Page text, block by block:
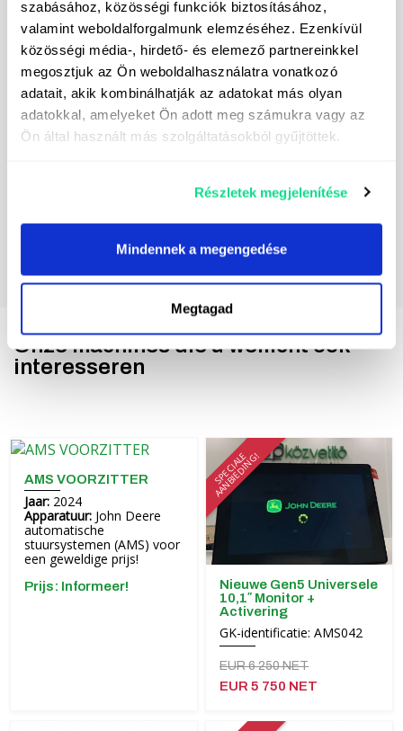
szabásához, közösségi funkciók biztosításához,
valamint weboldalforgalmunk elemzéséhez. Ezenkívül
közösségi média-, hirdető- és elemező partnereinkkel
megosztjuk az Ön weboldalhasználatra vonatkozó
adatait, akik kombinálhatják az adatokat más olyan
adatokkal, amelyeket Ön adott meg számukra vagy az
Ön által használt más szolgáltatásokból gyűjtöttek.
Részletek megjelenítése
Mindennek a megengedése
Megtagad
Ik schrijf me in voor de nieuwsbrief
Ik geef toestemming voor de verwerking van mijn
persoonlijke gegevens voor het versturen van direct
marketing berichten. De contactgegevens van de
verantwoordelijke voor de verwerking vindt uhier.
Onze machines die u wellicht ook
interesseren
AMS VOORZITTER
Jaar: 2024
Apparatuur: John Deere
automatische
stuursystemen (AMS) voor
een geweldige prijs!
Prijs: Informeer!
SPECIALE
AANBIEDING!
Nieuwe Gen5 Universele
10,1″ Monitor +
Activering
GK-identificatie: AMS042
EUR 6 250 NET
EUR 5 750 NET